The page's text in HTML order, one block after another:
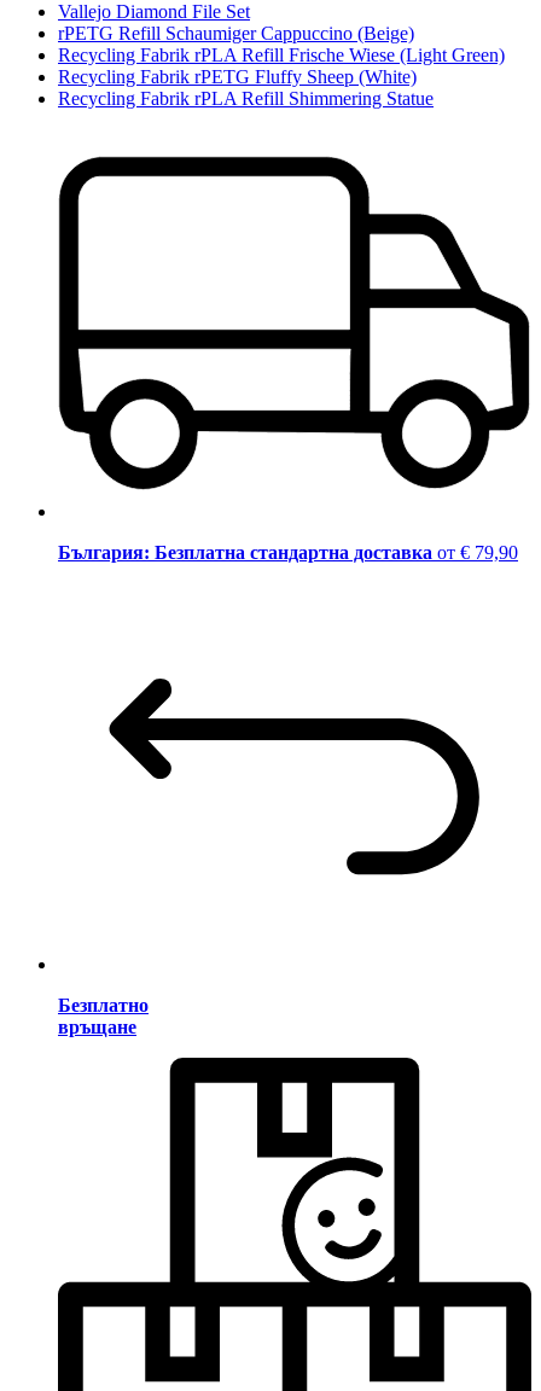
Vallejo Diamond File Set
rPETG Refill Schaumiger Cappuccino (Beige)
Recycling Fabrik rPLA Refill Frische Wiese (Light Green)
Recycling Fabrik rPETG Fluffy Sheep (White)
Recycling Fabrik rPLA Refill Shimmering Statue
България: Безплатна стандартна доставка от € 79,90
Безплатно
връщане